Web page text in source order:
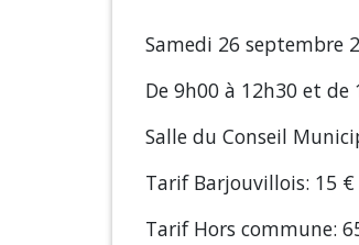
Samedi 26 septembre
De 9h00 à 12h30 et de
Salle du Conseil
Tarif Barjouvillois: 15 €
Tarif Hors commune: